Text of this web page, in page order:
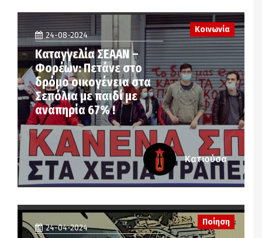
24-08-2024
Καταγγελία ΣΕΑΑΝ –
Φορέων: Πετάνε στο
δρόμο οικογένεια στα
Σεπόλια με παιδί με
αναπηρία 67% !
Κοινωνία
Κατιούσα
24-04-2024
Ποίηση